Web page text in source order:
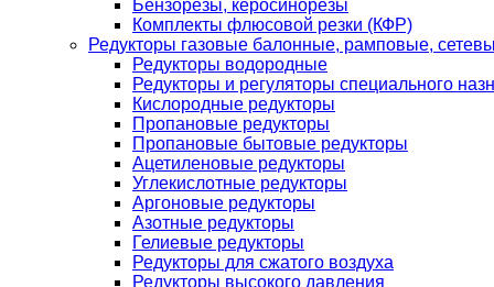
Бензорезы, керосинорезы
Комплекты флюсовой резки (КФР)
Редукторы газовые балонные, рамповые,
Редукторы водородные
Редукторы и регуляторы специального
Кислородные редукторы
Пропановые редукторы
Пропановые бытовые редукторы
Ацетиленовые редукторы
Углекислотные редукторы
Аргоновые редукторы
Азотные редукторы
Гелиевые редукторы
Редукторы для сжатого воздуха
Редукторы высокого давления